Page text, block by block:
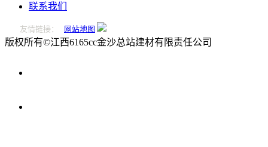
联系我们
友情链接： 网站地图
版权所有©江西6165cc金沙总站建材有限责任公司